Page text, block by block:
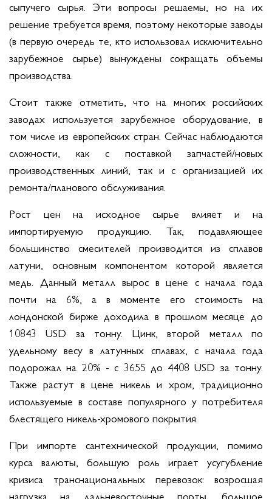
сыпучего сырья. Эти вопросы решаемы, но на их
решение требуется время, поэтому некоторые заводы
(в первую очередь те, кто использовал исключительно
зарубежное сырье) вынуждены сокращать объемы
производства.
Стоит также отметить, что на многих российских
заводах используется зарубежное оборудование, в
том числе из европейских стран. Сейчас наблюдаются
сложности, как с поставкой запчастей/новых
производственных линий, так и с организацией их
ремонта/планового обслуживания.
Рост цен на исходное сырье влияет и на
импортируемую продукцию. Так, подавляющее
большинство смесителей производится из сплавов
латуни, основным компонентом которой является
медь. Данный металл вырос в цене с начала года
почти на 6%, а в моменте его стоимость на
лондонской бирже доходила в прошлом месяце до
10843 USD за тонну. Цинк, второй металл по
удельному весу в латунных сплавах, с начала года
подорожал на 20% - с 3655 до 4408 USD за тонну.
Также растут в цене никель и хром, традиционно
используемые в составе популярного у потребителя
блестящего никель-хромового покрытия.
При импорте сантехнической продукции, помимо
курса валюты, большую роль играет усугубление
кризиса транснациональных перевозок: возросшая
нагрузка на дальневосточные порты, большое